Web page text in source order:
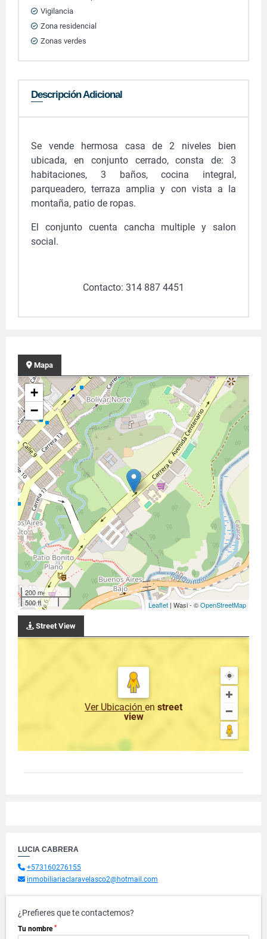
Vigilancia
Zona residencial
Zonas verdes
Descripción Adicional
Se vende hermosa casa de 2 niveles bien
ubicada, en conjunto cerrado, consta de: 3
habitaciones, 3 baños, cocina integral,
parqueadero, terraza amplia y con vista a la
montaña, patio de ropas.
El conjunto cuenta cancha multiple y salon
social.
Contacto: 314 887 4451
Mapa
+
−
200 m
500 ft
Leaflet | Wasi - ©OpenStreetMap
Street View
Ver Ubicación en street
view
LUCIA CABRERA
+573160276155
inmobiliariaclaravelasco2@hotmail.com
¿Prefieres que te contactemos?
Tu nombre *